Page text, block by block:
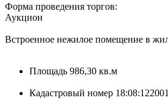
Форма проведения торгов:
Аукцион
Встроенное нежилое помещение в
Площадь 986,30 кв.м
Кадастровый номер